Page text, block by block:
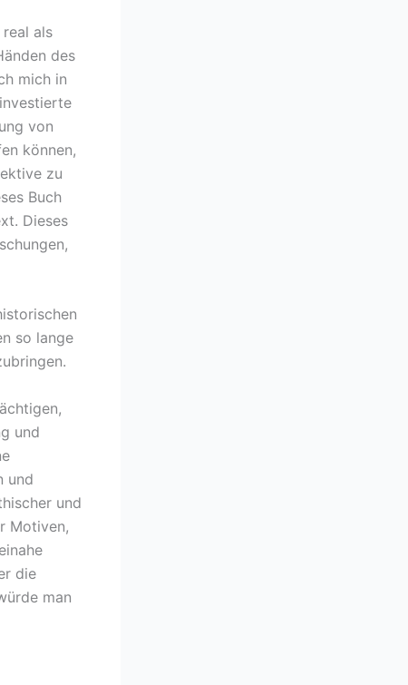
als
des
mich in
von
können,
zu
Buch
Dieses
so lange
und
und
und
Motiven,
die
man